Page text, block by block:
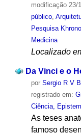
modificação23/
público,
Pesquisa
Medicina
Localizado
Da Vinci e o
por Sergio R V
registrado em:
Ciência,
As teses
famoso